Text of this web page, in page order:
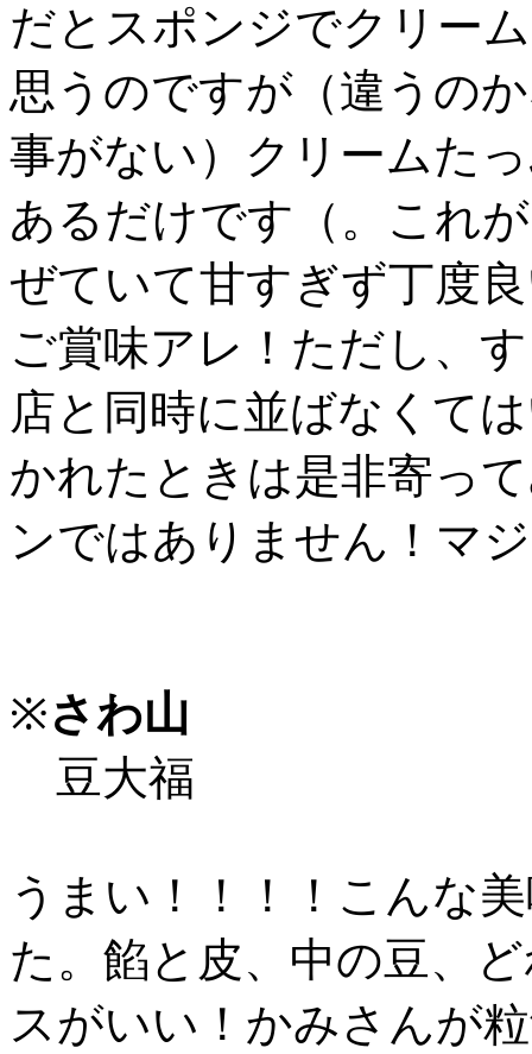
だとスポンジでクリー
思うのですが（違うの
事がない）クリームた
あるだけです（。これ
ぜていて甘すぎず丁度
ご賞味アレ！ただし、
店と同時に並ばなくて
かれたときは是非寄っ
ンではありません！マ
※さわ山
豆大福
うまい！！！！こんな
た。餡と皮、中の豆、
スがいい！かみさんが